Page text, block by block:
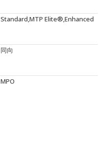
Standard,MTP Elite®,Enhanced
同向
MPO